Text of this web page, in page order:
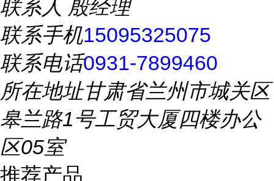
联系人 殷经理
联系手机15095325075
联系电话0931-7899460
所在地址甘肃省兰州市城关区
皋兰路1号工贸大厦四楼办公
区05室
推荐产品